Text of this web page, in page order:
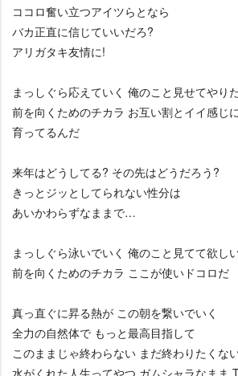
ココロ奮い立つアイツらとなら
バカ正直に信じていいだろ?
アリガタキ友情に!
まっしぐら応えていく 俺のこと見せてやり
前を向くためのチカラ お互い割とイイ感じ
育ってるんだ
来年はどうしてる? その先はどうだろう?
きっとジッとしてられない性分は
あいかわらずなままで…
まっしぐら泳いでいく 俺のこと見てて欲し
前を向くためのチカラ ここが使いドコロだ
真っ直ぐに昇る熱が この朝を繋いでいく
全力の自然体で もっと最高目指して
このままじゃ終わらない まだ終わりたくな
水がくれた人生ってやつ ガムシャラなまま